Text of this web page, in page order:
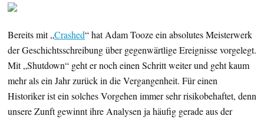
Bereits mit „Crashed“ hat Adam Tooze ein absolutes Meisterwerk
der Geschichtsschreibung über gegenwärtlige Ereignisse vorgelegt.
Mit „Shutdown“ geht er noch einen Schritt weiter und geht kaum
mehr als ein Jahr zurück in die Vergangenheit. Für einen
Historiker ist ein solches Vorgehen immer sehr risikobehaftet, denn
unsere Zunft gewinnt ihre Analysen ja häufig gerade aus der